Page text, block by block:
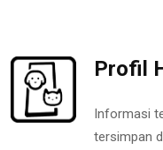
Profil
Informasi
tersimpan